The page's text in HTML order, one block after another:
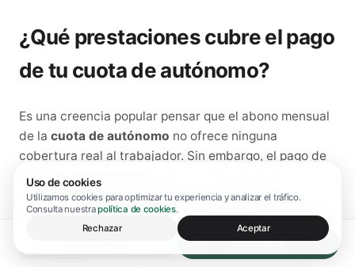
Uso de cookies
Utilizamos cookies para optimizar tu experiencia y analizar el tráfico.
Consulta nuestrapolítica de cookies.
Rechazar
Aceptar
Contratar
¿Qué prestaciones cubre el pago
de tu cuota de autónomo?
Es una creencia popular pensar que el abono mensual
de la cuota de autónomo no ofrece ninguna
cobertura real al trabajador. Sin embargo, el pago de
lacuota de autónomo
social muy completa. Al abonar tucuota de
autónomomensual, estás cotizando de forma directa
por contingencias comunes (que cubre bajas por
enfermedad común o accidente no laboral), lo que te